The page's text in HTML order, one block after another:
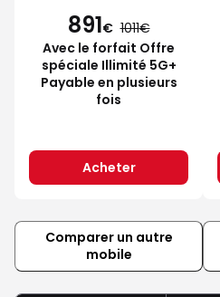
891€ 1011
Avec le forfait Offre
spéciale Illimité 5G+
Payable en plusieurs
fois
Acheter
Comparer un autre
mobile